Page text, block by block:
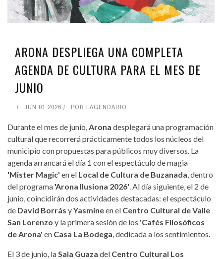
ARONA DESPLIEGA UNA COMPLETA
AGENDA DE CULTURA PARA EL MES DE
JUNIO
JUN 01 2026 POR LAGENDARIO
Durante el mes de junio,Arona desplegará una programación
cultural que recorrerá prácticamente todos los núcleos del
municipio con propuestas para públicos muy diversos. La
agenda arrancará el día 1 con el espectáculo de magia
'Mister Magic' en el Local de Cultura de Buzanada, dentro
del programa 'Arona Ilusiona 2026'. Al día siguiente, el 2 de
junio, coincidirán dos actividades destacadas: el espectáculo
de David Borrás yYasmineen el Centro Cultural de Valle
San Lorenzo y la primera sesión de los 'Cafés Filosóficos
de Arona' en Casa La Bodega, dedicada a los sentimientos.
El 3 de junio, laSala Guaza del Centro Cultural Los